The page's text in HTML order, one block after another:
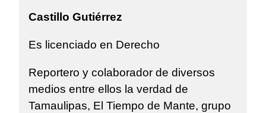
Castillo Gutiérrez
Es licenciado en Derecho
Reportero y colaborador de diversos
medios entre ellos la verdad de
Tamaulipas, El Tiempo de Mante, grupo